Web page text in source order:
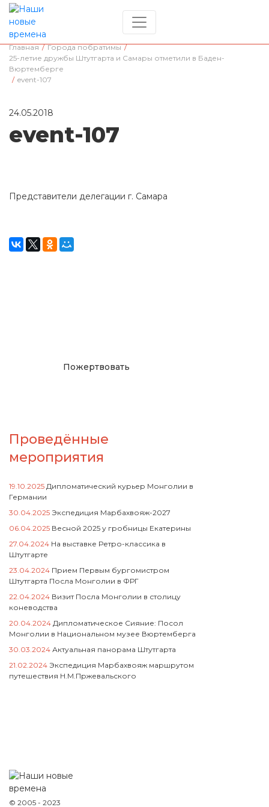
Главная / Города побратимы /
25-летие дружбы Штутгарта и Самары отметили в Баден-
Вюртемберге
/ event-107
24.05.2018
event-107
Представители делегации г. Самара
Пожертвовать
Проведённые
мероприятия
19.10.2025 Дипломатический курьер Монголии в
Германии
30.04.2025 Экспедиция Марбахвояж-2027
06.04.2025 Весной 2025 у гробницы Екатерины
27.04.2024 На выставке Ретро-классика в
Штутгарте
23.04.2024 Прием Первым бургомистром
Штутгарта Посла Монголии в ФРГ
22.04.2024 Визит Посла Монголии в столицу
коневодства
20.04.2024 Дипломатическое Сияние: Посол
Монголии в Национальном музее Вюртемберга
30.03.2024 Актуальная панорама Штутгарта
21.02.2024 Экспедиция Марбахвояж маршрутом
путешествия Н.М.Пржевальского
© 2005 - 2023